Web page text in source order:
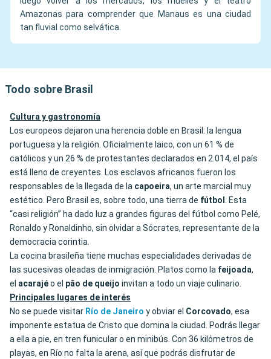
Amazonas para comprender que Manaus es una ciudad
tan fluvial como selvática.
Todo sobre Brasil
Cultura y gastronomía
Los europeos dejaron una herencia doble en Brasil: la lengua
portuguesa y la religión. Oficialmente laico, con un 61 % de
católicos y un 26 % de protestantes declarados en 2.014, el país
está lleno de creyentes. Los esclavos africanos fueron los
responsables de la llegada de la capoeira, un arte marcial muy
estético. Pero Brasil es, sobre todo, una tierra de fútbol . Esta
“casi religión” ha dado luz a grandes figuras del fútbol como Pelé,
Ronaldo y Ronaldinho, sin olvidar a Sócrates, representante de la
democracia corintia.
La cocina brasileña tiene muchas especialidades derivadas de
las sucesivas oleadas de inmigración. Platos como la feijoada,
el acarajéo el pão de queijo invitan a todo un viaje culinario.
Principales lugares de interés
No se puede visitar Río de Janeiro y obviar el Corcovado, esa
imponente estatua de Cristo que domina la ciudad. Podrás llegar
a ella a pie, en tren funicular o en minibús. Con 36 kilómetros de
playas, en Río no falta la arena, así que podrás disfrutar de